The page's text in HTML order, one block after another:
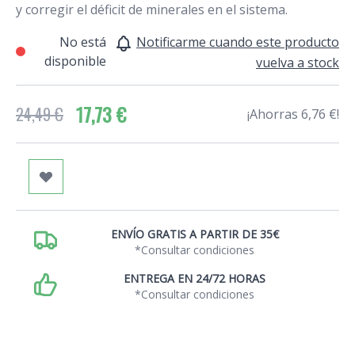
y corregir el déficit de minerales en el sistema.
No está
disponible
Notificarme cuando este producto
vuelva a stock
24,49 € 17,73 € ¡Ahorras 6,76 €!
ENVÍO GRATIS A PARTIR DE 35€
*Consultar condiciones
ENTREGA EN 24/72 HORAS
*Consultar condiciones